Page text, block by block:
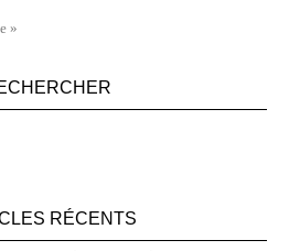
»
RÉCENTS